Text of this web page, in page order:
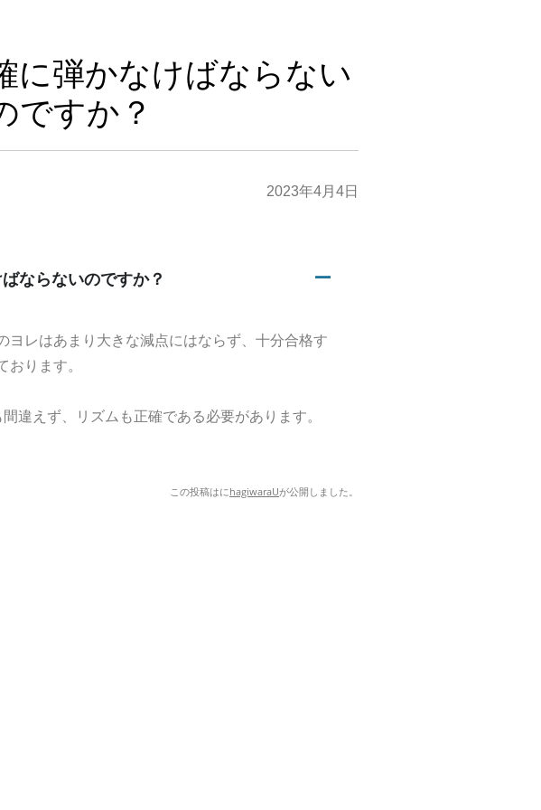
に弾かなけばならない
ですか？
2023年4月4日
A
ならないのですか？
ヨレはあまり大きな減点にはならず、十分合格す
ります。
違えず、リズムも正確である必要があります。
この投稿はにhagiwaraUが公開しました。